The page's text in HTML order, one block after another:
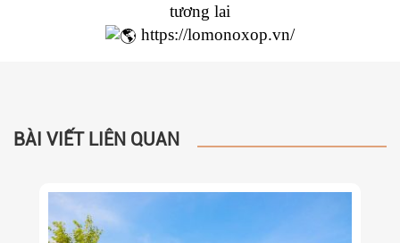
tương lai
https://lomonoxop.vn/
BÀI VIẾT LIÊN QUAN